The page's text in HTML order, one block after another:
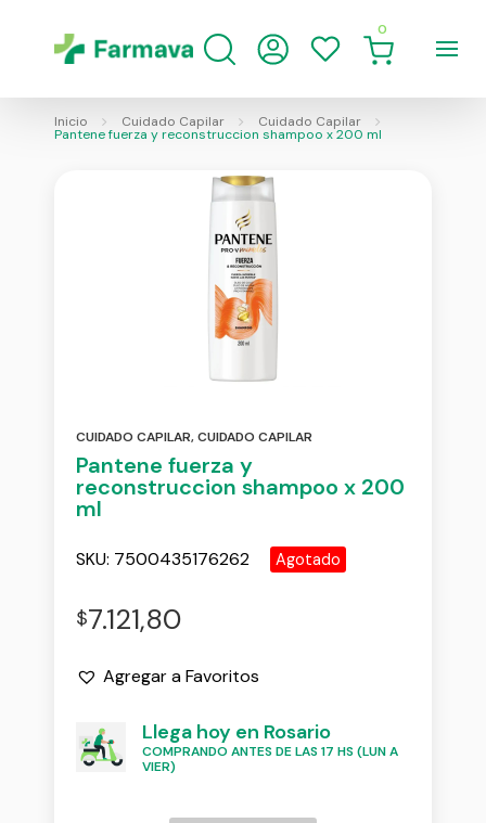
0
Inicio Cuidado Capilar Cuidado Capilar
Pantene fuerza y reconstruccion shampoo x 200 ml
CUIDADO CAPILAR,CUIDADO CAPILAR
Pantene fuerza y
reconstruccion shampoo x 200
ml
SKU: 7500435176262 Agotado
$7.121,80
Agregar a Favoritos
Llega hoy en Rosario
COMPRANDO ANTES DE LAS 17 HS (LUN A
VIER)